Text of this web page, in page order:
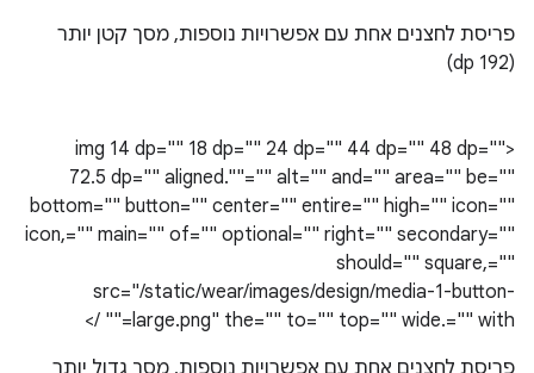
פריסת לחצנים אחת עם אפשרויות נוספות, מסך קטן יותר
(192 dp)
<img 14 dp="" 18 dp="" 24 dp="" 44 dp="" 48 dp=""
72.5 dp="" aligned.""="" alt="" and="" area="" be=""
bottom="" button="" center="" entire="" high="" icon=""
icon,="" main="" of="" optional="" right="" secondary=""
should="" square,=""
src="/static/wear/images/design/media-1-button-
large.png" the="" to="" top="" wide.="" with="" />
פריסת לחצנים אחת עם אפשרויות נוספות, מסך גדול יותר